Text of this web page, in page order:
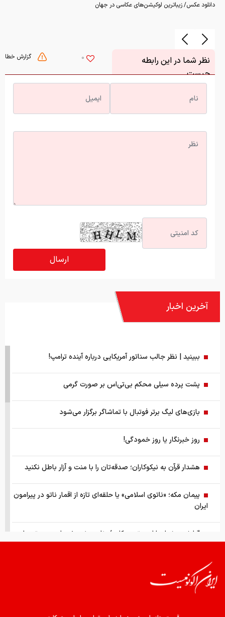
دانلود عکس/ زیباترین لوکیشن‌های عکاسی در جهان
گزارش خطا 0
نظر شما در این رابطه
چیست
آخرین اخبار
ببینید | نظر جالب سناتور آمریکایی درباره آینده ترامپ!
پشت پرده سیلی محکم بی‌تی‌اس بر صورت گرمی
بازی‌های لیگ برتر فوتبال با تماشاگر برگزار می‌شود
روز خبرنگار یا روز خمودگی!
هشدار قرآن به نیکوکاران؛ صدقه‌تان را با منت و آزار باطل نکنید
پیمان مکه؛ «ناتوی اسلامی» یا حلقه‌ای تازه از اقمار ناتو در پیرامون
ایران
گزارش ویژه از بازار موتورسیکلت/ زنان بیشتر خریدار چه موتورهایی
هستند؟
می‌کند/ روایت حذف دانشگاه‌های ایران از رتبه‌بندی‌های جهانی